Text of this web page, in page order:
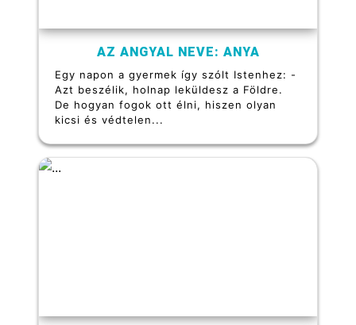
AZ ANGYAL NEVE: ANYA
Egy napon a gyermek így szólt Istenhez: -
Azt beszélik, holnap leküldesz a Földre.
De hogyan fogok ott élni, hiszen olyan
kicsi és védtelen...